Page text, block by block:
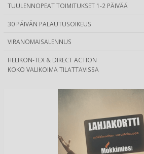
TUULENNOPEAT TOIMITUKSET 1-2 PÄIVÄÄ
30 PÄIVÄN PALAUTUSOIKEUS
VIRANOMAISALENNUS
HELIKON-TEX & DIRECT ACTION
KOKO VALIKOIMA TILATTAVISSA